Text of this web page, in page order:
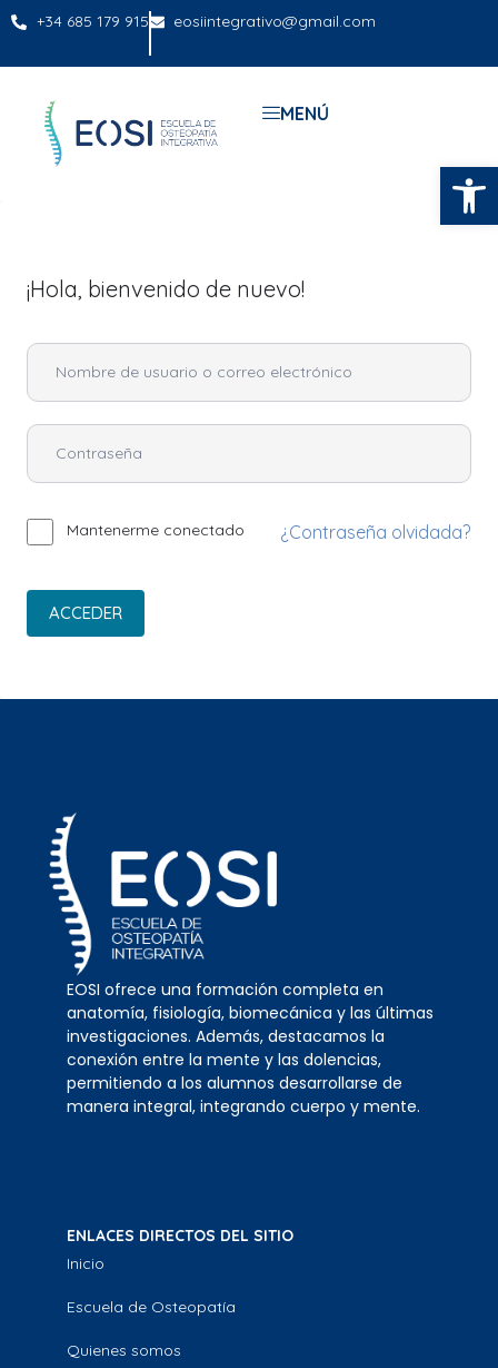
+34 685 179 915 eosiintegrativo@gmail.com
MENÚ
¡Hola, bienvenido de nuevo!
Mantenerme conectado ¿Contraseña olvidada?
ACCEDER
EOSI ofrece una formación completa en
anatomía, fisiología, biomecánica y las últimas
investigaciones. Además, destacamos la
conexión entre la mente y las dolencias,
permitiendo a los alumnos desarrollarse de
manera integral, integrando cuerpo y mente.
ENLACES DIRECTOS DEL SITIO
Inicio
Escuela de Osteopatía
Quienes somos